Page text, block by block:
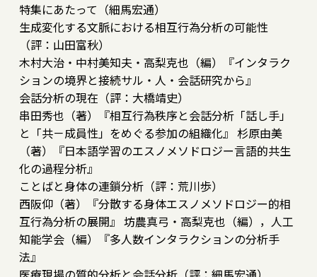
特集にあたって（細馬宏通）
生成変化する文脈における相互行為分析の可能性
（評：山田富秋）
木村大治・中村美知夫・高梨克也（編）『インタラク
ションの境界と接続――サル・人・会話研究から』
会話分析の現在（評：大橋靖史）
串田秀也（著）『相互行為秩序と会話分析――「話し手」
と「共－成員性」をめぐる参加の組織化』 杉原由美
（著）『日本語学習のエスノメソドロジー――言語的共生
化の過程分析』
ことばと身体の連鎖分析（評：荒川歩）
西阪仰（著）『分散する身体――エスノメソドロジー的相
互行為分析の展開』 坊農真弓・高梨克也（編），人工
知能学会（編）『多人数インタラクションの分析手
法』